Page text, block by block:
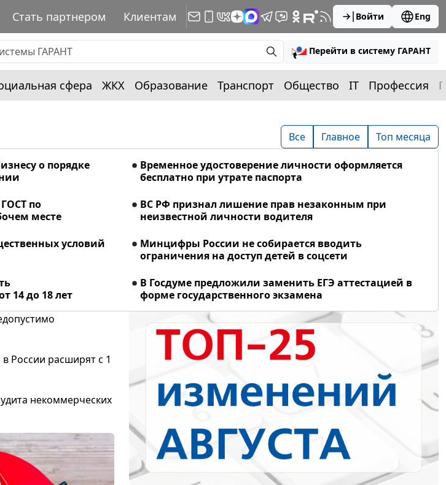
Стать партнером Клиентам Войти Eng
Перейти в систему ГАРАНТ
сфера ЖКХ Образование Транспорт Общество IT Профессия
Все Главное Топ месяца
о порядке
Временное удостоверение личности оформляется
бесплатно при утрате паспорта
по
месте
ВС РФ признал лишение прав незаконным при
неизвестной личности водителя
условий
Минцифры России не собирается вводить
ограничения на доступ детей в соцсети
14 до 18 лет
В Госдуме предложили заменить ЕГЭ аттестацией в
форме государственного экзамена
России расширят с 1
некоммерческих